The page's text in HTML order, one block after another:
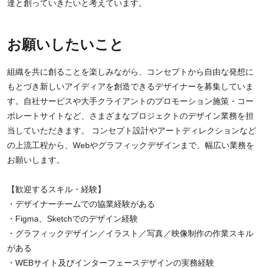
達と創っていきたいと考えています。
お願いしたいこと
組織を共に創ることを楽しみながら、コンセプトから自由な発想に
もとづき新しいアイディアを創造できるデザイナーを募集していま
す。自社サービスや大手クライアントのプロモーション施策・コー
ポレートサイトなど、さまざまなプロジェクトのデザイン業務を担
当していただきます。 コンセプト設計やアートディレクションなど
の上流工程から、Webやグラフィックデザインまで、幅広い業務を
お願いします。
【歓迎するスキル・経験】
・デザイナーチームでの協業経験がある
・Figma、Sketchでのデザイン経験
・グラフィックデザイン／イラスト／写真／映像制作の作業スキル
がある
・WEBサイト及びインターフェースデザインの実務経験